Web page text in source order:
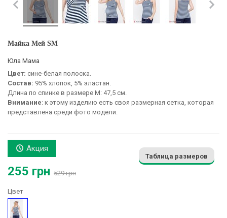
Майка Мей SM
Юла Мама
Цвет: сине-белая полоска.
Состав: 95% хлопок, 5% эластан.
Длина по спинке в размере М: 47,5 см.
Внимание: к этому изделию есть своя размерная сетка, которая
представлена среди фото модели.
Акция
255 грн 529 грн
Таблица размеров
Цвет
Рисунок